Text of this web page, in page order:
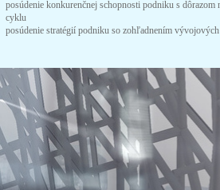
posúdenie konkurenčnej schopnosti podniku s
cyklu
posúdenie stratégií podniku so zohľadnením